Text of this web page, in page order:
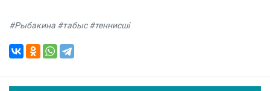
#Рыбакина #табыс #теннисші